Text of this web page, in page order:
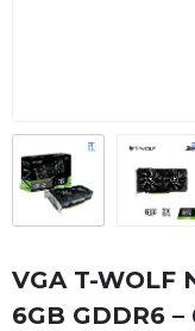
VGA T-WOLF
6GB GDDR6